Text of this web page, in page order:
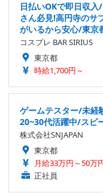
日払いOKで即日収
さん必見!高円寺のサ
がいるから安心/東京
コスプレ BAR SIRIUS
東京都
時給1,700円～
ゲームテスター/未経
20~30代活躍中/スピ
株式会社SNJAPAN
東京都
月給33万円～50万
正社員